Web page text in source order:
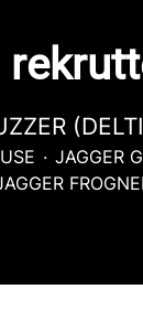
· JAGGER